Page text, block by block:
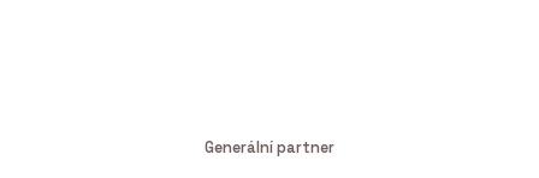
Generální partner